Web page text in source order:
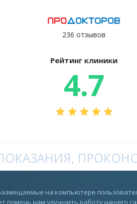
236 отзывов
Рейтинг клиники
4.7
на компьютере
нам улучшить работу нашего